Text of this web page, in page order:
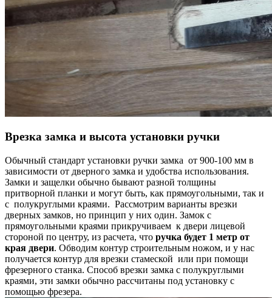
Врезка замка и высота установки ручки
Обычный стандарт установки ручки замка от 900-100 мм в
зависимости от дверного замка и удобства использования.
Замки и защелки обычно бывают разной толщины
притворной планки и могут быть, как прямоугольными, так и
с полукруглыми краями. Рассмотрим варианты врезки
дверных замков, но принцип у них один. Замок с
прямоугольными краями прикручиваем к двери лицевой
стороной по центру, из расчета, что ручка будет 1 метр от
края двери. Обводим контур строительным ножом, и у нас
получается контур для врезки стамеской или при помощи
фрезерного станка. Способ врезки замка с полукруглыми
краями, эти замки обычно рассчитаны под установку с
помощью фрезера.